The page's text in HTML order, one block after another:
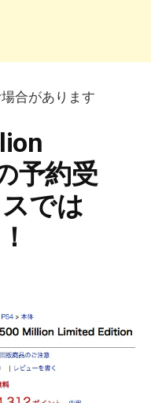
合があります
予約受
では